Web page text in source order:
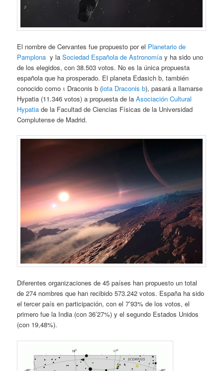
El nombre de Cervantes fue propuesto por el Planetario de
Pamplona y laSociedad Española de Astronomía y ha sido uno
de los elegidos, con 38.503 votos. No es la única propuesta
española que ha prosperado. El planeta Edasich b, también
conocido como ι Draconis b (iota Draconis b), pasará a llamarse
Hypatia (11.346 votos) a propuesta de laAsociación Cultural
Hypatia de la Facultad de Ciencias Físicas de la Universidad
Complutense de Madrid.
Diferentes organizaciones de 45 países han propuesto un total
de 274 nombres que han recibido 573.242 votos. España ha sido
el tercer país en participación, con el 7’93% de los votos, el
primero fue la India (con 36’27%) y el segundo Estados Unidos
(con 19,48%).